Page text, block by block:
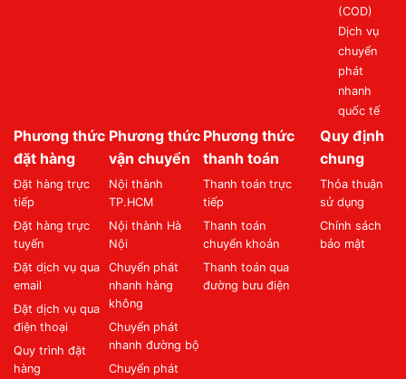
(COD)
Dịch vụ
chuyển
phát
nhanh
quốc tế
Phương thức
đặt hàng
Đặt hàng trực
tiếp
Đặt hàng trực
tuyến
Đặt dịch vụ qua
email
Đặt dịch vụ qua
điện thoại
Quy trình đặt
hàng
Phương thức
vận chuyển
Nội thành
TP.HCM
Nội thành Hà
Nội
Chuyển phát
nhanh hàng
không
Chuyển phát
nhanh đường bộ
Chuyển phát
Phương thức
thanh toán
Thanh toán trực
tiếp
Thanh toán
chuyển khoản
Thanh toán qua
đường bưu điện
Quy định
chung
Thỏa thuận
sử dụng
Chính sách
bảo mật